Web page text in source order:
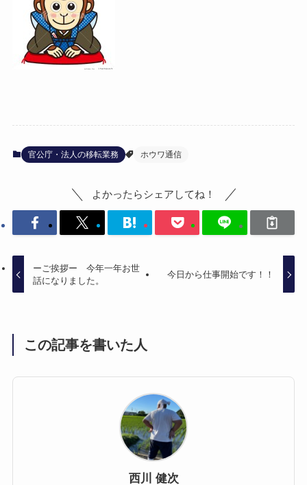
官公庁・法人の移転業務 ホウワ通信
よかったらシェアしてね！
ーご挨拶ー 今年一年お世
話になりました。
今日から仕事開始です！！
この記事を書いた人
西川 健次